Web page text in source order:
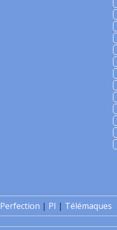
Perfection | PI | Télémaques